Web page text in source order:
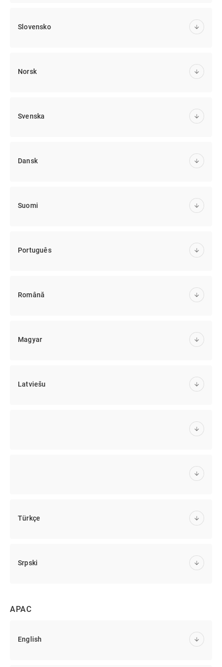
Slovensko
Norsk
Svenska
Dansk
Suomi
Português
Română
Magyar
Latviešu
Türkçe
Srpski
APAC
English